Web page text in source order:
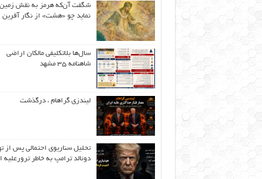
شگفت آن‌که هرمز به نقش زمین
نماید چو «هشت» از نگار آفرین
سال‌ها بلاتکلیفی مالکان اراضی
شاهنامه ۳۵ مشهد
لیندزی گراهام ، درگذشت
تحلیل سناریوی احتمالی پس از
دونالد ترامپ به خاطر ترورعلیه